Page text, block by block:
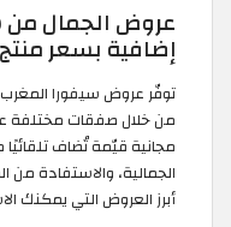
عروض الجمال من
إضافية بسعر
توفّر عروض سيفورا
من خلال صفقات مختلفة
مجانية قيّمة تُضاف
الجمالية، والاستفادة من
أبرز العروض التي يمكنك